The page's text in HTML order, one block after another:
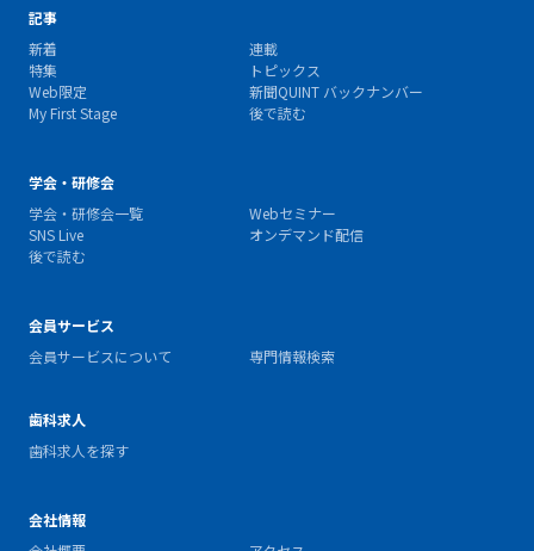
記事
新着
連載
特集
トピックス
Web限定
新聞QUINT バックナンバー
My First Stage
後で読む
学会・研修会
学会・研修会一覧
Webセミナー
SNS Live
オンデマンド配信
後で読む
会員サービス
会員サービスについて
専門情報検索
歯科求人
歯科求人を探す
会社情報